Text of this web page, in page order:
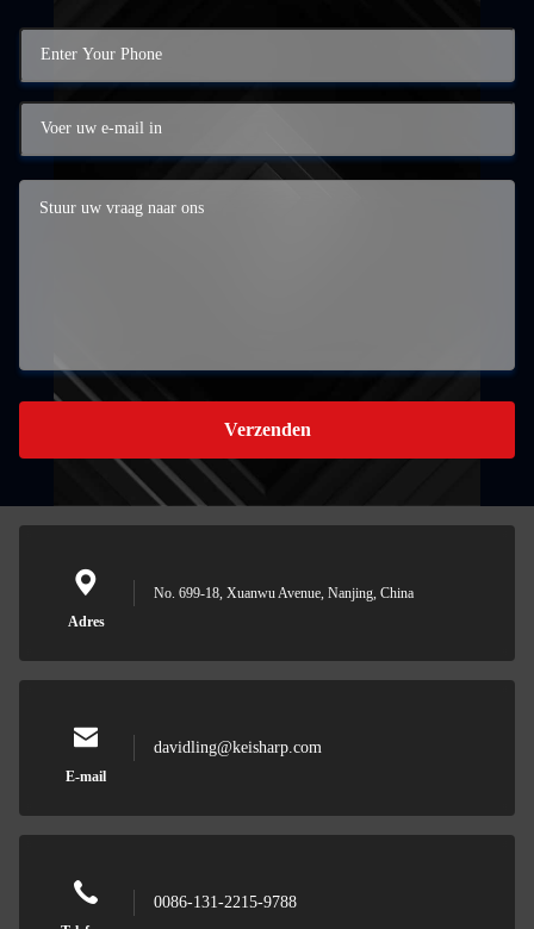
Verzenden
Adres
No. 699-18, Xuanwu Avenue, Nanjing, China
E-mail
davidling@keisharp.com
0086-131-2215-9788